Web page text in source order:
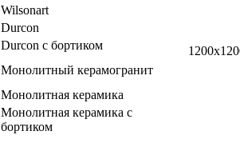
Wilsonart
Durcon
Durcon с бортиком
Монолитный керамогранит
Монолитная керамика
Монолитная керамика с
бортиком